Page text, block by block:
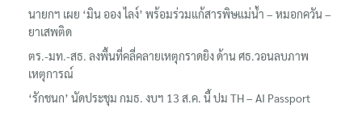
นายกฯ เผย ‘มิน ออง ไลง์’ พร้อมร่วมแก้สารพิษแม่น้ำ – หมอกควัน –
ยาเสพติด
ตร.-มท.-สธ. ลงพื้นที่คลี่คลายเหตุกราดยิง ด้าน ศธ.วอนลบภาพ
เหตุการณ์
‘รักชนก’ นัดประชุม กมธ. งบฯ 13 ส.ค. นี้ ปม TH – AI Passport